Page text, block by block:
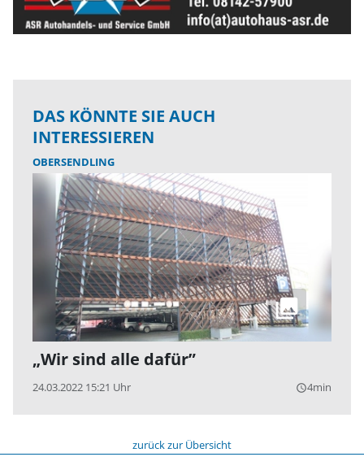
DAS KÖNNTE SIE AUCH
INTERESSIEREN
OBERSENDLING
„Wir sind alle dafür”
24.03.2022 15:21 Uhr query_builder4min
zurück zur Übersicht